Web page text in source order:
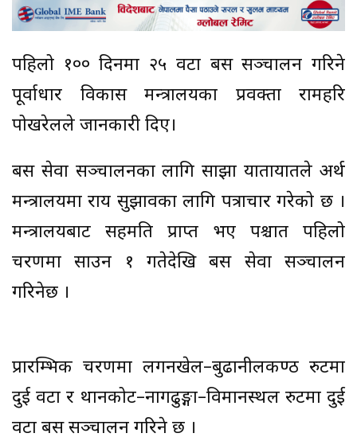
पहिलो १०० दिनमा २५ वटा बस सञ्चालन गरिने
पूर्वाधार विकास मन्त्रालयका प्रवक्ता रामहरि
पोखरेलले जानकारी दिए।
बस सेवा सञ्चालनका लागि साझा यातायातले अर्थ
मन्त्रालयमा राय सुझावका लागि पत्राचार गरेको छ ।
मन्त्रालयबाट सहमति प्राप्त भए पश्चात पहिलो
चरणमा साउन १ गतेदेखि बस सेवा सञ्चालन
गरिनेछ ।
प्रारम्भिक चरणमा लगनखेल–बुढानीलकण्ठ रुटमा
दुई वटा र थानकोट–नागढुङ्गा–विमानस्थल रुटमा दुई
वटा बस सञ्चालन गरिने छ ।